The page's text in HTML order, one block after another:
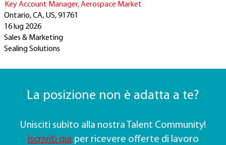
Key Account Manager, Aerospace Market
Ontario, CA, US, 91761
16 lug 2026
Sales & Marketing
Sealing Solutions
La posizione non è adatta a te?
Unisciti subito alla nostra Talent Community!
Iscriviti qui per ricevere offerte di lavoro